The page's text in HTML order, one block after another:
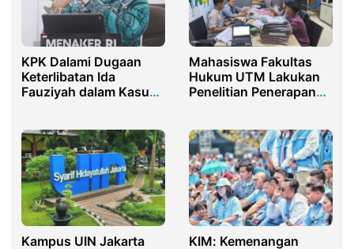
KPK Dalami Dugaan
Keterlibatan Ida
Fauziyah dalam Kasus
Mahasiswa Fakultas
Hukum UTM Lakukan
Penelitian Penerapan
Kampus UIN Jakarta
KIM: Kemenangan